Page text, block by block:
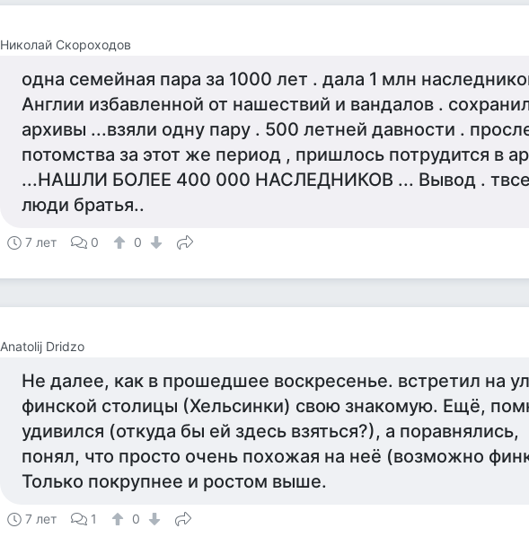
Николай Скороходов
одна семейная пара за 1000 лет . дала 1 млн
Англии избавленной от нашествий и вандалов .
архивы ...взяли одну пару . 500 летней давности .
потомства за этот же период , пришлось потрудится в
...НАШЛИ БОЛЕЕ 400 000 НАСЛЕДНИКОВ ... Вывод . твсе
люди братья..
7 лет 0 0
Anatolij Dridzo
Не далее, как в прошедшее воскресенье. встретил на
финской столицы (Хельсинки) свою знакомую. Ещё,
удивился (откуда бы ей здесь взяться?), а поравнялись,
понял, что просто очень похожая на неё (возможно
Только покрупнее и ростом выше.
7 лет 1 0